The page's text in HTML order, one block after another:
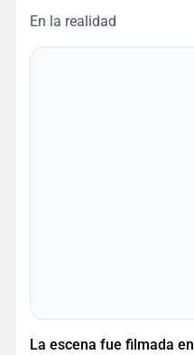
En la realidad
La escena fue filmada en